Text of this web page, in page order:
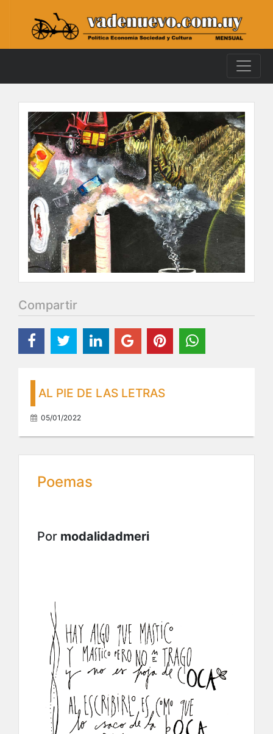
Compartir
AL PIE DE LAS LETRAS
05/01/2022
Poemas
Por modalidadmeri